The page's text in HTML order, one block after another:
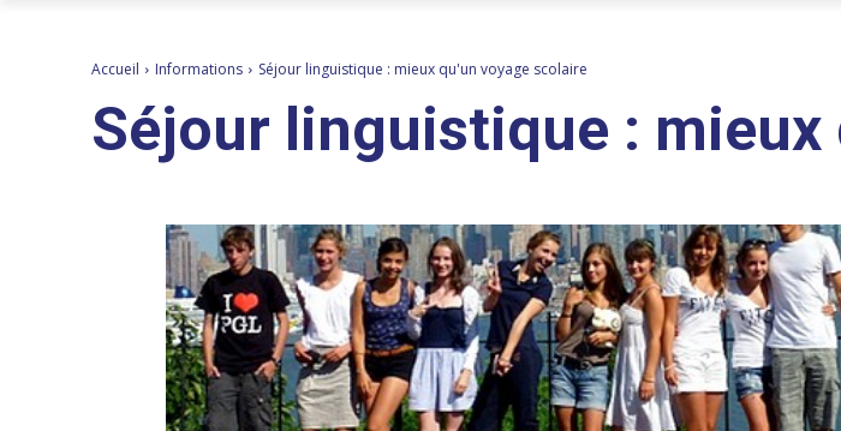
Accueil Informations Séjour linguistique : mieux qu'un voyage scolaire
Séjour linguistique : mieux